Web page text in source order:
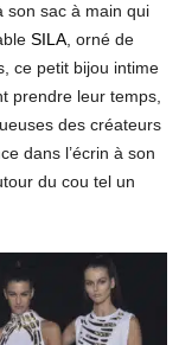
son sac à main qui
SILA , orné de
ce petit bijou intime
prendre leur temps,
des créateurs
dans l’écrin à son
du cou tel un